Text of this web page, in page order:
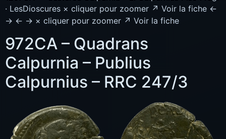
· LesDioscures × cliquer pour zoomer ↗ Voir la fiche ←
→ ← → × cliquer pour zoomer ↗ Voir la fiche
972CA – Quadrans
Calpurnia – Publius
Calpurnius – RRC 247/3